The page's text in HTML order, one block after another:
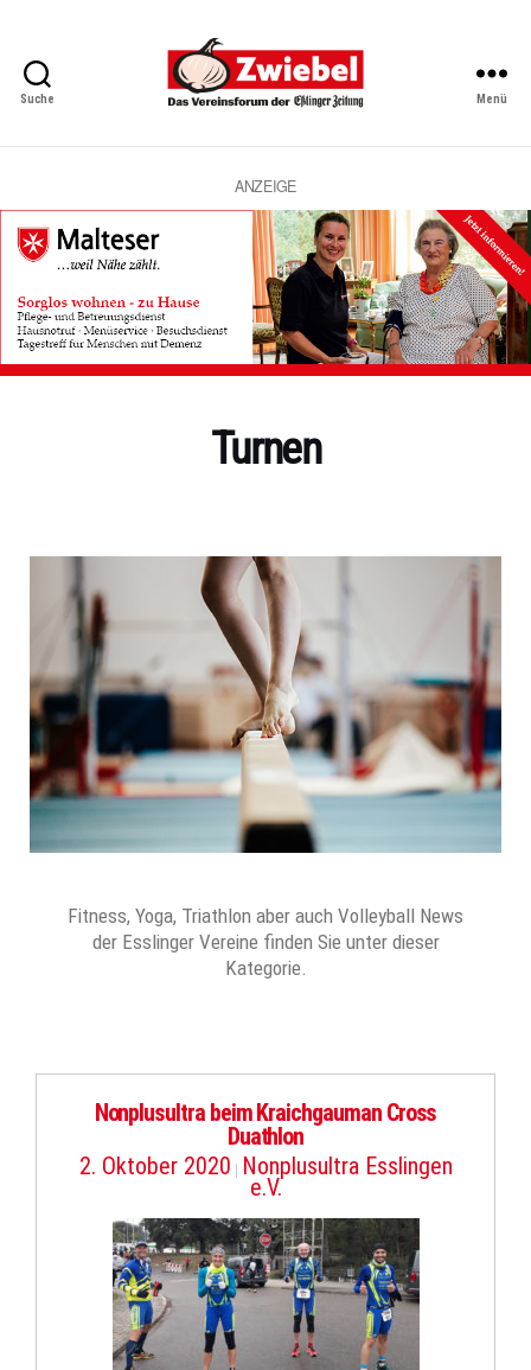
Suche
Vereinsforum
Eßlinger
Zeitung
Menü
ANZEIGE
Turnen
Fitness, Yoga, Triathlon aber auch Volleyball News
der Esslinger Vereine finden Sie unter dieser
Kategorie.
Nonplusultra beim Kraichgauman Cross
Duathlon
2. Oktober 2020 | Nonplusultra Esslingen
e.V.